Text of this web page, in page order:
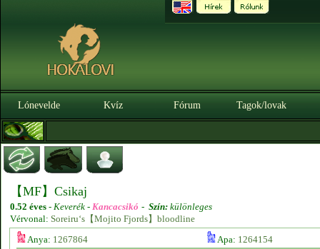
Lónevelde Kvíz Fórum Tagok/lovak
【MF】Csikaj
0.52 éves - Keverék - Kancacsikó - Szín: különleges
Vérvonal: Soreiru‘s【Mojito Fjords】bloodline
Anya: 1267864 Apa: 1264154